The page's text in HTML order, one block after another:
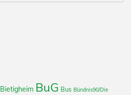
Bietigheim BuG Bus Bündnis90/Die